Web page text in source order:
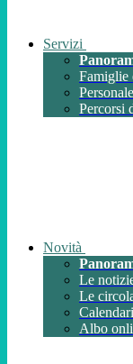
Servizi
Famiglie
Percorsi
Novità
Le
Le
Albo